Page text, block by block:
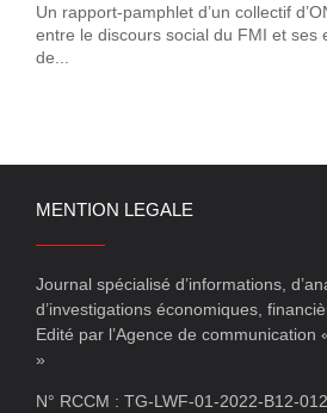
Un rapport-pamphlet d’un collectif
entre le discours social du FMI et ses
de...
MENTION LEGALE
Journal spécialisé d’informations,
d’investigations économiques,
Edité par l’Agence de communication
»
N° RCCM : TG-LWF-01-2022-B12-